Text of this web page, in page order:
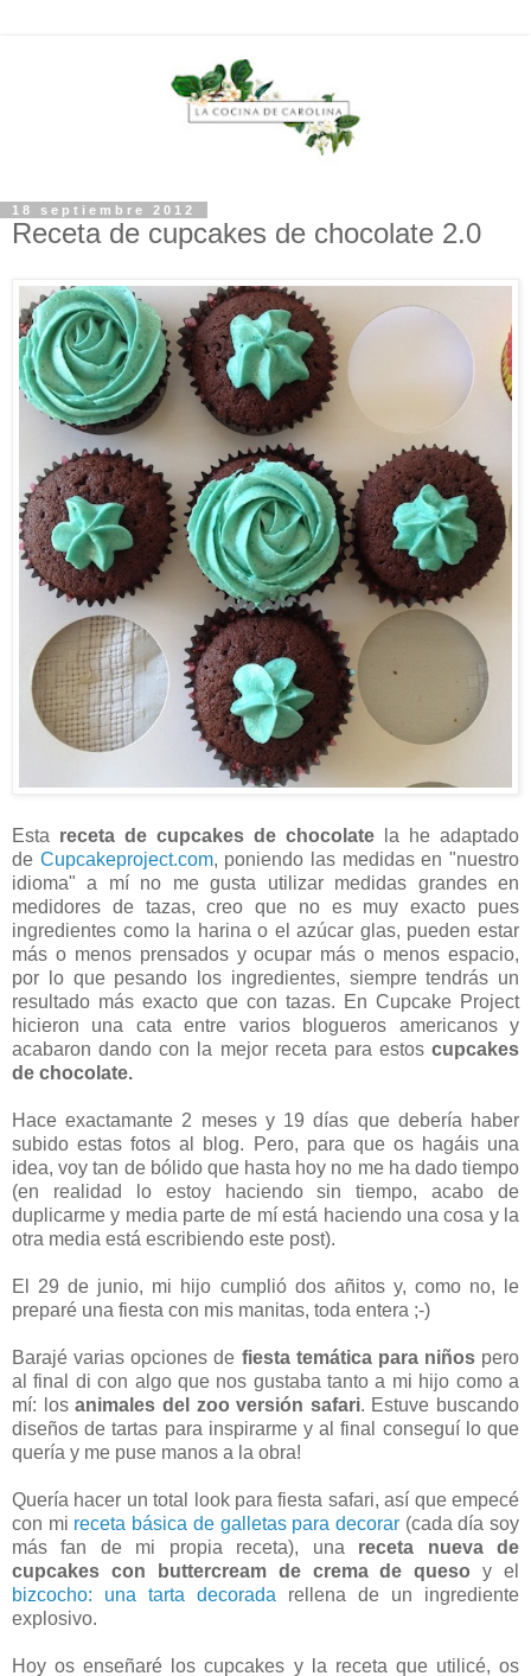
18 septiembre 2012
Receta de cupcakes de chocolate 2.0
Esta receta de cupcakes de chocolate la he adaptado
de Cupcakeproject.com, poniendo las medidas en "nuestro
idioma" a mí no me gusta utilizar medidas grandes en
medidores de tazas, creo que no es muy exacto pues
ingredientes como la harina o el azúcar glas, pueden estar
más o menos prensados y ocupar más o menos espacio,
por lo que pesando los ingredientes, siempre tendrás un
resultado más exacto que con tazas. En Cupcake Project
hicieron una cata entre varios blogueros americanos y
acabaron dando con la mejor receta para estos cupcakes
de chocolate.
Hace exactamante 2 meses y 19 días que debería haber
subido estas fotos al blog. Pero, para que os hagáis una
idea, voy tan de bólido que hasta hoy no me ha dado tiempo
(en realidad lo estoy haciendo sin tiempo, acabo de
duplicarme y media parte de mí está haciendo una cosa y la
otra media está escribiendo este post).
El 29 de junio, mi hijo cumplió dos añitos y, como no, le
preparé una fiesta con mis manitas, toda entera ;-)
Barajé varias opciones de fiesta temática para niñospero
al final di con algo que nos gustaba tanto a mi hijo como a
mí: losanimales del zoo versión safari. Estuve buscando
diseños de tartas para inspirarme y al final conseguí lo que
quería y me puse manos a la obra!
Quería hacer un total look para fiesta safari, así que empecé
con mi receta básica de galletas para decorar(cada día soy
más fan de mi propia receta), una receta nueva de
cupcakes con buttercream de crema de queso y el
bizcocho: una tarta decorada rellena de un ingrediente
explosivo.
Hoy os enseñaré los cupcakes y la receta que utilicé, os